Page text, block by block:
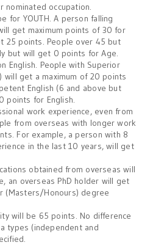
nominated occupation.
for YOUTH. A person falling
get maximum points of 30 for
25 points. People over 45 but
but will get 0 points for Age.
English. People with Superior
will get a maximum of 20 points
English (6 and above but
points for English.
work experience, even from
from overseas with longer work
For example, a person with 8
in the last 10 years, will get
obtained from overseas will
an overseas PhD holder will get
(Masters/Honours) degree
will be 65 points. No difference
types (independent and